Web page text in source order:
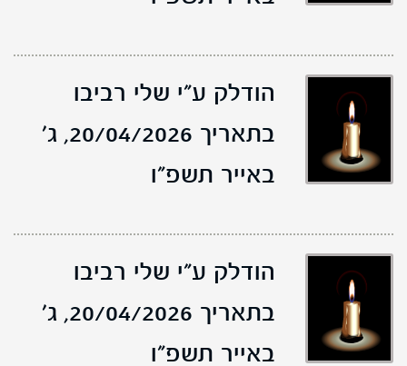
הודלק ע"י שלי רביבו
בתאריך 20/04/2026,
ג'
באייר תשפ"ו
הודלק ע"י שלי רביבו
בתאריך 20/04/2026,
ג'
באייר תשפ"ו